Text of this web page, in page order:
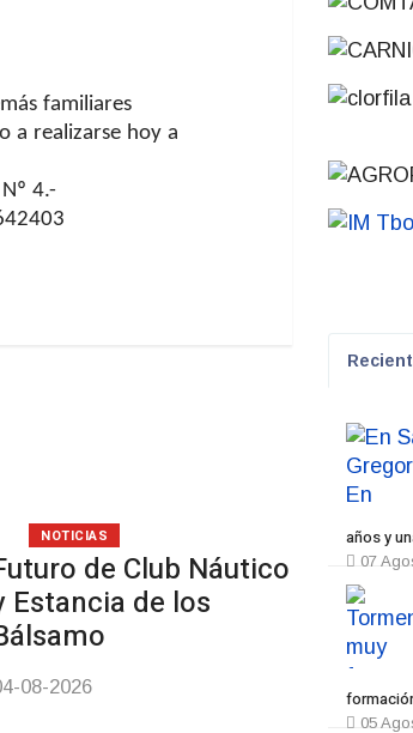
familiares
a realizarse hoy a
4.-
de Club Náutico
Estancia de los
08-2026
NOTICIAS
años y
07
05